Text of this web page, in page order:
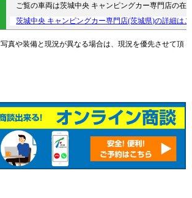
ご覧の車両は茨城中央 キャンピングカー専門店の在
茨城中央 キャンピングカー専門店(茨城県)の詳細は
写真や装備と現況が異なる場合は、現況を優先させて頂